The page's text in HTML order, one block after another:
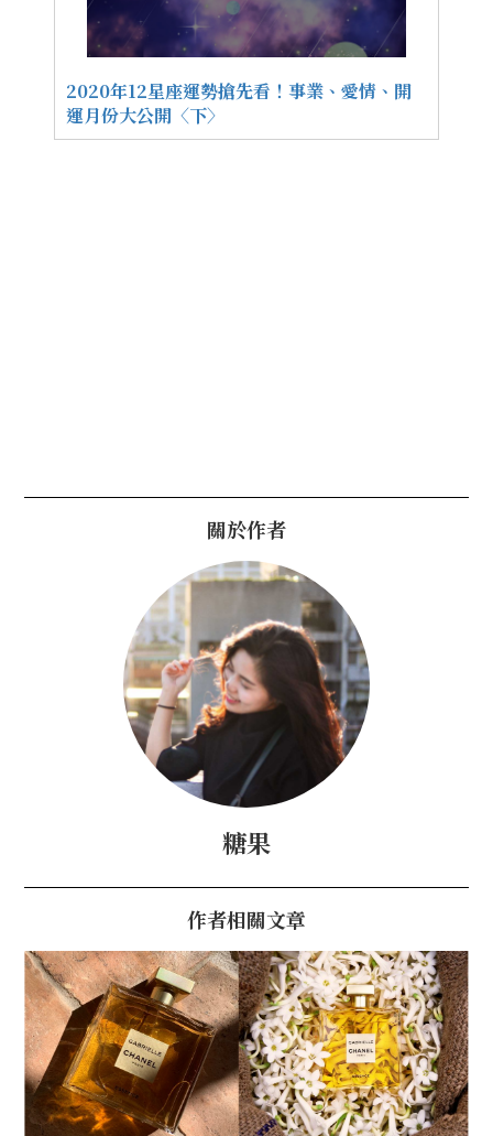
2020年12星座運勢搶先看！事業、愛情、開
運月份大公開〈下〉
關於作者
糖果
作者相關文章